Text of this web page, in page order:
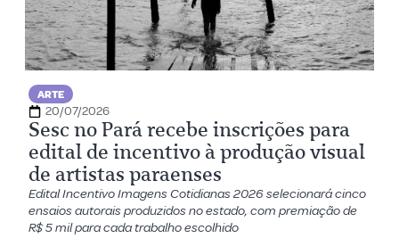
ARTE
20/07/2026
Sesc no Pará recebe inscrições para
edital de incentivo à produção visual
de artistas paraenses
Edital Incentivo Imagens Cotidianas 2026 selecionará cinco
ensaios autorais produzidos no estado, com premiação de
R$ 5 mil para cada trabalho escolhido